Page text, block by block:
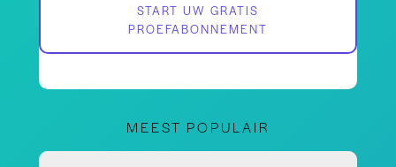
START UW GRATIS
PROEFABONNEMENT
MEEST POPULAIR